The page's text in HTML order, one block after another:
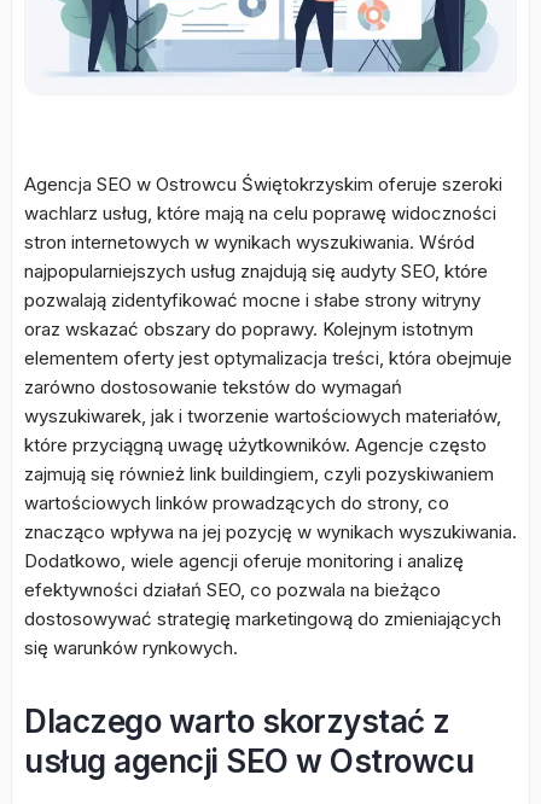
Agencja SEO w Ostrowcu Świętokrzyskim oferuje szeroki
wachlarz usług, które mają na celu poprawę widoczności
stron internetowych w wynikach wyszukiwania. Wśród
najpopularniejszych usług znajdują się audyty SEO, które
pozwalają zidentyfikować mocne i słabe strony witryny
oraz wskazać obszary do poprawy. Kolejnym istotnym
elementem oferty jest optymalizacja treści, która obejmuje
zarówno dostosowanie tekstów do wymagań
wyszukiwarek, jak i tworzenie wartościowych materiałów,
które przyciągną uwagę użytkowników. Agencje często
zajmują się również link buildingiem, czyli pozyskiwaniem
wartościowych linków prowadzących do strony, co
znacząco wpływa na jej pozycję w wynikach wyszukiwania.
Dodatkowo, wiele agencji oferuje monitoring i analizę
efektywności działań SEO, co pozwala na bieżąco
dostosowywać strategię marketingową do zmieniających
się warunków rynkowych.
Dlaczego warto skorzystać z
usług agencji SEO w Ostrowcu